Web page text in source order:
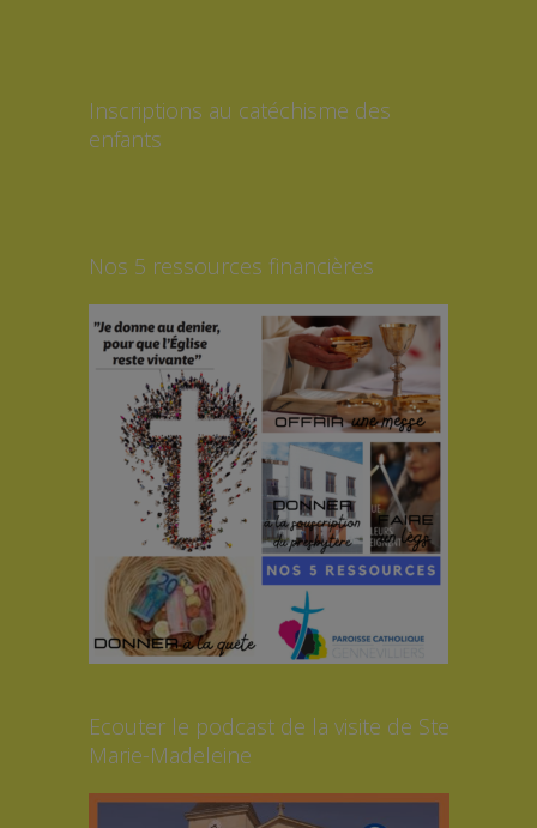
Inscriptions au catéchisme des
enfants
Nos 5 ressources financières
Ecouter le podcast de la visite de Ste
Marie-Madeleine